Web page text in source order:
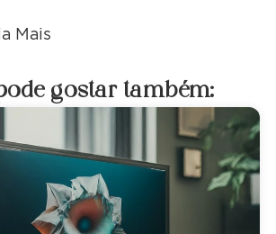
Mais
gostar também: